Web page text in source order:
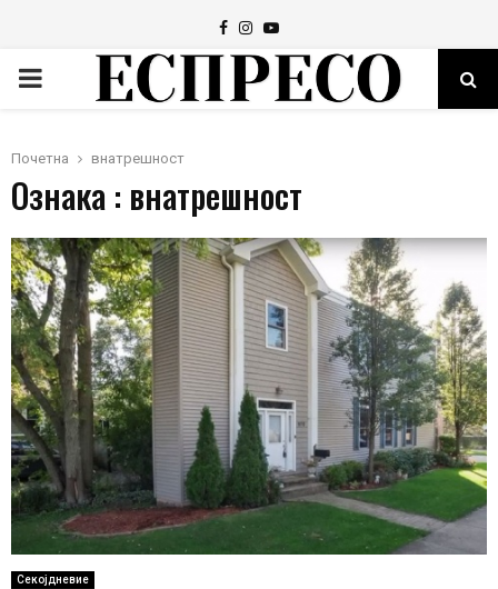
Facebook
Instagram
Youtube
PRIMARY
Почетна внатрешност
Ознака : внатрешност
Секојдневие